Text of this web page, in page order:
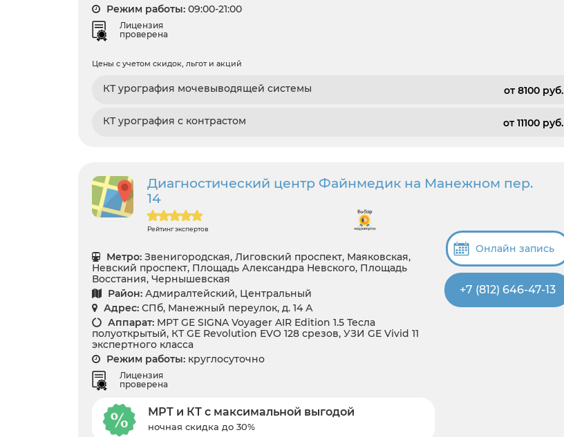
Режим работы: 09:00-21:00
Лицензия
проверена
Цены с учетом скидок, льгот и акций
КТ урография мочевыводящей системы от 8100 pуб.
КТ урография с контрастом от 11100 pуб.
Диагностический центр Файнмедик на Манежном пер.
14
Рейтинг экспертов
Метро: Звенигородская, Лиговский проспект, Маяковская,
Невский проспект, Площадь Александра Невского, Площадь
Восстания, Чернышевская
Район: Адмиралтейский, Центральный
Адрес: СПб, Манежный переулок, д. 14 А
Аппарат: МРТ GE SIGNA Voyager AIR Edition 1.5 Тесла
полуоткрытый, КТ GE Revolution EVO 128 срезов, УЗИ GE Vivid 11
экспертного класса
Режим работы: круглосуточно
Лицензия
проверена
МРТ и КТ с максимальной выгодой
ночная скидка до 30%
Онлайн запись
+7 (812) 646-47-13